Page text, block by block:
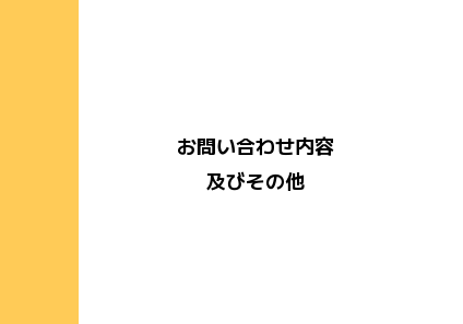
お問い合わせ内容
及びその他